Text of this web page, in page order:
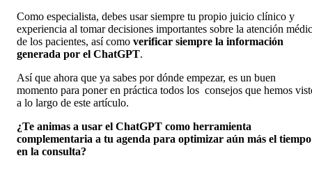
Como especialista, debes usar siempre tu propio juicio clínico y
experiencia al tomar decisiones importantes sobre la atención
de los pacientes, así como verificar siempre la información
generada por el ChatGPT.
Así que ahora que ya sabes por dónde empezar, es un buen
momento para poner en práctica todos los consejos que hemos
a lo largo de este artículo.
¿Te animas a usar el ChatGPT como herramienta
complementaria a tu agenda para optimizar aún más el tiempo
en la consulta?